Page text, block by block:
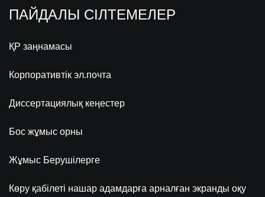
ПАЙДАЛЫ СІЛТЕМЕЛЕР
ҚР заңнамасы
Корпоративтік эл.почта
Диссертациялық кеңестер
Бос жұмыс орны
Жұмыс Берушілерге
Көру қабілеті нашар адамдарға арналған экранды оқу